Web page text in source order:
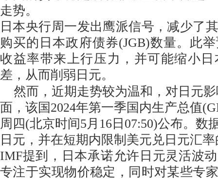
走势。
日本央行周一发出鹰派信号，减少了
购买的日本政府债券(JGB)数量。此
收益率带来上行压力，并可能缩小
差，从而削弱日元。
然而，近期走势较为温和，对日元
面，该国2024年第一季国内生产总值
周四(北京时间5月16日07:50)公布。数
日元，并在短期内限制美元兑日元汇
IMF提到，日本承诺允许日元灵活波
专注于实现物价稳定，同时对某些专